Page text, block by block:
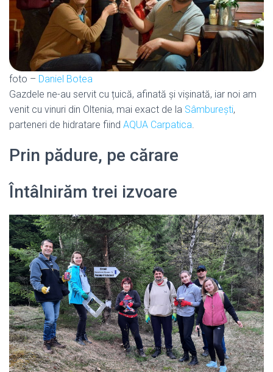
foto – Daniel Botea
Gazdele ne-au servit cu țuică, afinată și vișinată, iar noi am
venit cu vinuri din Oltenia, mai exact de la Sâmburești,
parteneri de hidratare fiind AQUA Carpatica.
Prin pădure, pe cărare
Întâlnirăm trei izvoare